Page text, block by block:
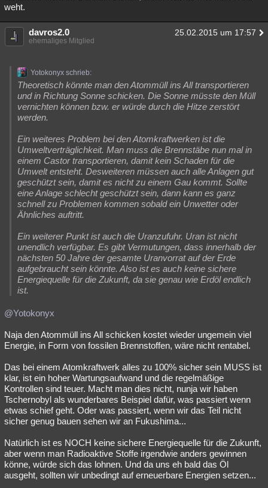
weht.
davros2.0 25.02.2015 um 17:57
ehemaliges Mitglied
Yotokonyx schrieb:
Theoretisch könnte man den Atommüll ins All transportieren
und in Richtung Sonne schicken. Die Sonne müsste den Müll
vernichten können bzw. er würde durch die Hitze zerstört
werden.
Ein weiteres Problem bei den Atomkraftwerken ist die
Umweltverträglichkeit. Man muss die Brennstäbe nun mal in
einem Castor transportieren, damit kein Schaden für die
Umwelt entsteht. Desweiteren müssen auch alle Anlagen gut
geschützt sein, damit es nicht zu einem Gau kommt. Sollte
eine Anlage schlecht geschützt sein, dann kann es ganz
schnell zu Problemen kommen sobald ein Unwetter oder
Ähnliches auftritt.
Ein weiterer Punkt ist auch die Uranzufuhr. Uran ist nicht
unendlich verfügbar. Es gibt Vermutungen, dass innerhalb der
nächsten 50 Jahre der gesamte Uranvorrat auf der Erde
aufgebraucht sein könnte. Also ist es auch keine sichere
Energiequelle für die Zukunft, da sie genau wie Erdöl endlich
ist.
@Yotokonyx
Naja den Atommüll ins All schicken kostet wieder ungemein viel
Energie, in Form von fossilen Brennstoffen, wäre nicht rentabel.
Das bei einem Atomkraftwerk alles zu 100% sicher sein MUSS ist
klar, ist ein hoher Wartungsaufwand und die regelmäßige
Kontrollen sind teuer. Macht man dies nicht, nunja wir haben
Tschernobyl als wunderbares Beispiel dafür, was passiert wenn
etwas schief geht. Oder was passiert, wenn wir das Teil nicht
sicher genug bauen sehen wir an Fukushima...
Natürlich ist es NOCH keine sichere Energiequelle für die Zukunft,
aber wenn man Radioaktive Stoffe irgendwie anders gewinnen
könne, würde sich das lohnen. Und da uns eh bald das Öl
ausgeht, sollten wir unbedingt auf erneuerbare Energien setzen...